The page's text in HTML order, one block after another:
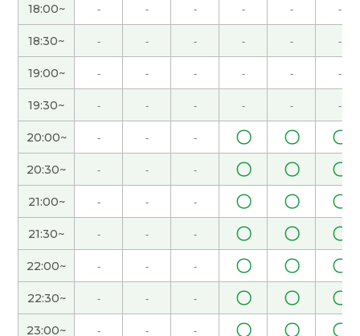
谢谢老师，今天是特别的一天。 一件事结束，心情
比较舒畅。 我从这开始也好好学中文☺️
( 女性 )
谢谢老师！ 好久不见了 这节课也很开心 下次见吧！
( 男性 )
単語の使い方や間違った声調を直していただきま
した。ただ中国語のきつい語調が気になりまし
た。
谢谢您。我要加油！
谢谢您。我要加油！
谢谢您。我要加油！
18:00~ - - - - - -
18:30~ - - - - - -
19:00~ - - - - - -
19:30~ - - - - - -
20:00~ - - - 〇 〇 〇
20:30~ - - - 〇 〇 〇
21:00~ - - - 〇 〇 〇
21:30~ - - - 〇 〇 〇
22:00~ - - - 〇 〇 〇
22:30~ - - - 〇 〇 〇
23:00~ - - - 〇 〇 〇